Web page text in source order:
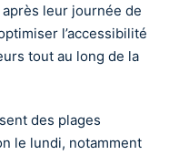
leur journée de
l’accessibilité
tout au long de la
des plages
le lundi, notamment